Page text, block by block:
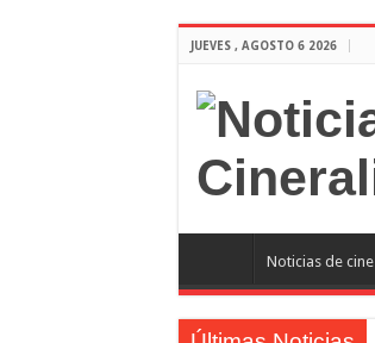
JUEVES , AGOSTO 6 2026
Noticias de cine